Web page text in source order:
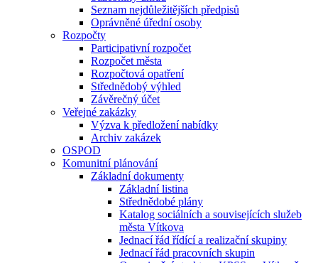
Seznam nejdůležitějších předpisů
Oprávněné úřední osoby
Rozpočty
Participativní rozpočet
Rozpočet města
Rozpočtová opatření
Střednědobý výhled
Závěrečný účet
Veřejné zakázky
Výzva k předložení nabídky
Archiv zakázek
OSPOD
Komunitní plánování
Základní dokumenty
Základní listina
Střednědobé plány
Katalog sociálních a souvisejících služeb
města Vítkova
Jednací řád řídící a realizační skupiny
Jednací řád pracovních skupin